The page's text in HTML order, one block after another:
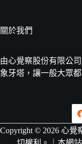
關於我們
由心覺察股份有限公
象牙塔，讓一般大眾
Copyright © 2026 心覺